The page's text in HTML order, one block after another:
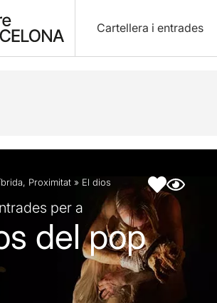
Cartellera i entrades
Fitxa artística Fotos i vídeos
, Proximitat » El dios
per a
del pop